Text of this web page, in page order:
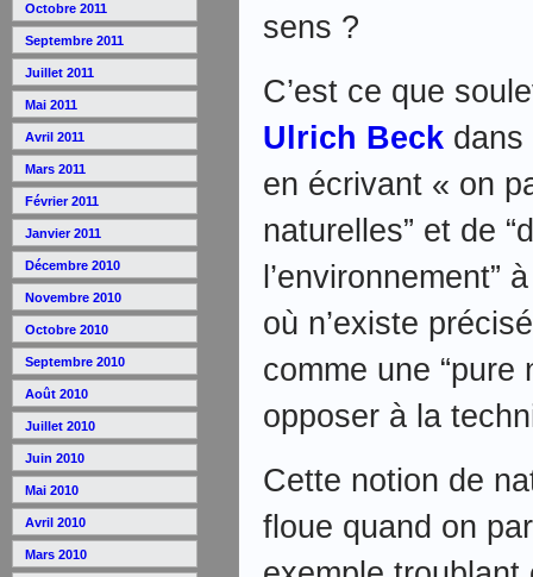
Octobre 2011
Septembre 2011
Juillet 2011
Mai 2011
Avril 2011
Mars 2011
Février 2011
Janvier 2011
Décembre 2010
Novembre 2010
Octobre 2010
Septembre 2010
Août 2010
Juillet 2010
Juin 2010
Mai 2010
Avril 2010
Mars 2010
sens ?
C’est ce que
Ulrich Beck
en écrivant « on
naturelles” et de
l’environnement”
où n’existe
comme une “pure
opposer à la
Cette notion de
floue quand on